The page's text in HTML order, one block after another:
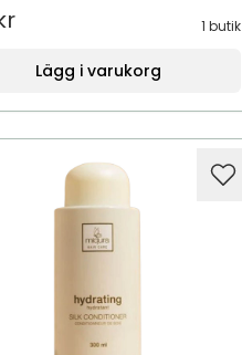
1 butik
Lägg i varukorg